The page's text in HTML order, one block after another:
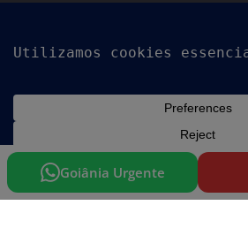
reservados.
Tema:ColorMagpor ThemeGrill.
Goiânia Urgente